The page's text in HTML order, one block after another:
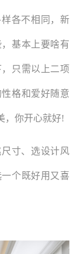
各不相同，新
基本上要啥有
只需以上二项
格和爱好随意
，你开心就好!
寸、选设计风
个既好用又喜